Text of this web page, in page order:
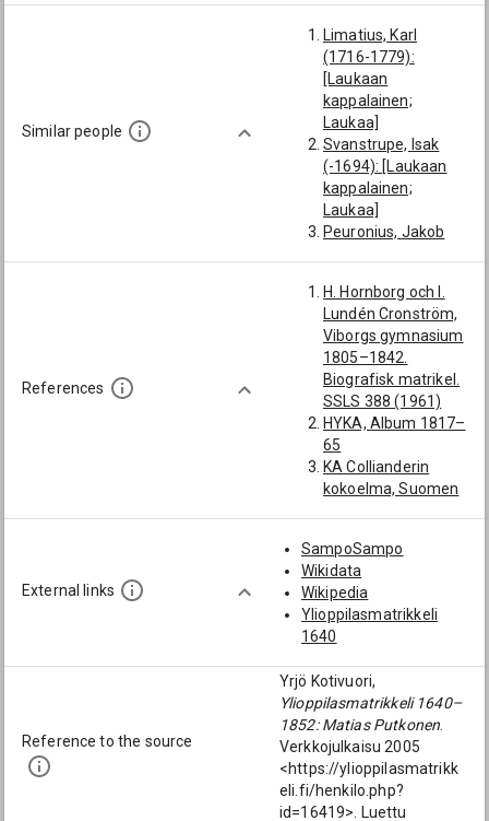
Similar people
Limatius, Karl
(1716-1779):
[Laukaan
kappalainen;
Laukaa]
Svanstrupe, Isak
(-1694): [Laukaan
kappalainen;
Laukaa]
Peuronius, Jakob
Laukaa]
Borgelin, Erik (1705-
1745): [Tuusulan
kappalainen;
Tuusula]
Sievonius, Johan
(-1731): [Tuusulan
kappalainen;
Tuusula]
Hindsberg, Gustaf
(-1727): [Tuusulan
Tuusula]
Krogell, Viktor
Vilhelm (1827-
1889): [Tuusulan
kappalainen;
Tuusula; Kerimäki]
References
H. Hornborg och I.
Lundén Cronström,
Viborgs gymnasium
1805–1842.
Biografisk matrikel.
SSLS 388 (1961)
HYKA, Album 1817–
65
KA Collianderin
kokoelma, Suomen
M. Akiander,
Herdaminne I. BNF
13 (1868)
M. Akiander,
Herdaminne II. BNF
14 (1869)
O. Wanne, Kuopion
lukio.
Lukiolaiselämäkerra
t 1844–72. SSJ 22
(1959)
External links
SampoSampo
Wikidata
Wikipedia
Ylioppilasmatrikkeli
1640
Reference to the source
Yrjö Kotivuori,
Ylioppilasmatrikkeli 1640–
1852: Matias Putkonen
Verkkojulkaisu 2005
<https://ylioppilasmatrikk
eli.fi/henkilo.php?
id=16419>. Luettu